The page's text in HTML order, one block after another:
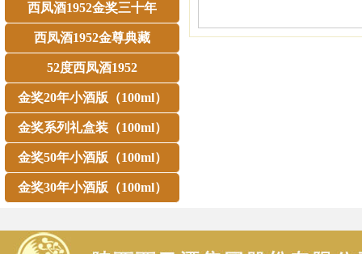
西凤酒1952金奖三十年
西凤酒1952金尊典藏
52度西凤酒1952
金奖20年小酒版（100ml）
金奖系列礼盒装（100ml）
金奖50年小酒版（100ml）
金奖30年小酒版（100ml）